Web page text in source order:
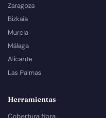
Zaragoza
Bizkaia
Murcia
Málaga
Alicante
Las Palmas
Herramientas